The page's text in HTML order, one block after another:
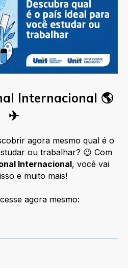
Internacional 🌎
✈️
agora mesmo qual é o
ou trabalhar? 😉 Com
Internacional, você vai
e muito mais!
agora mesmo: